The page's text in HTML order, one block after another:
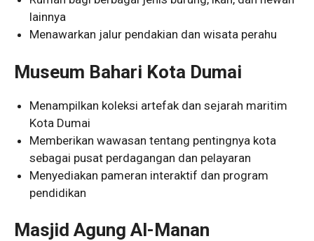
lainnya
Menawarkan jalur pendakian dan wisata perahu
Museum Bahari Kota Dumai
Menampilkan koleksi artefak dan sejarah maritim
Kota Dumai
Memberikan wawasan tentang pentingnya kota
sebagai pusat perdagangan dan pelayaran
Menyediakan pameran interaktif dan program
pendidikan
Masjid Agung Al-Manan